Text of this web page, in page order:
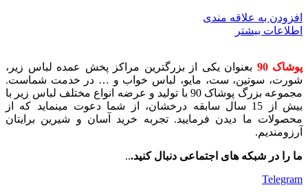
افزودن به علاقه مندی
اطلاعات بیشتر
پوشاک 90
بعنوان یکی از بزرگترین مراکز پخش عمده لباس زیر،
شورت، سوتین، ست، مایو، لباس خواب و … در خدمت شماست.
مجموعه بزرگ پوشاک 90 با تولید و عرضه انواع مختلف لباس زیر با
بیش از 15 سال سابقه درخشان، از شما دعوت مینماید که از
محصولات ما دیدن فرمایید. تجربه خرید آسان و شیرین برایتان
آرزومندیم.
ما را در شبکه های اجتماعی دنبال کنید...
Telegram